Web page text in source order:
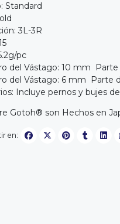
Standard
3L-3R
pc
del Vástago: 10 mm Parte
del Vástago: 6 mm Parte
Incluye pernos y bujes
Gotoh® son Hechos en
en: